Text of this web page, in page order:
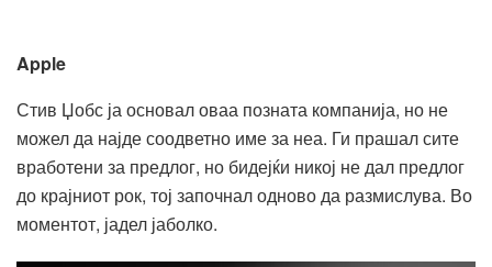
Apple
Стив Џобс ја основал оваа позната компанија, но не
можел да најде соодветно име за неа. Ги прашал сите
вработени за предлог, но бидејќи никој не дал предлог
до крајниот рок, тој започнал одново да размислува. Во
моментот, јадел јаболко.